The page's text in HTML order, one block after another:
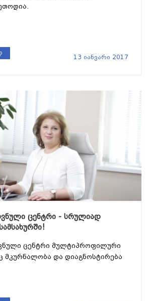
13 იანვარი 2017
ცენტრი - სრულიად
ცენტრი მულტიპროფილური
მკურნალობა და დიაგნოსტირება